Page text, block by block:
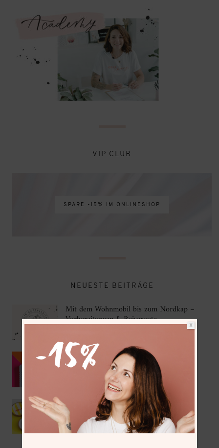
VIP CLUB
SPARE -15% IM ONLINESHOP
NEUESTE BEITRÄGE
Mit dem Wohnmobil bis zum Nordkap –
Vorbereitungen & Reiseroute
Kumihimo als DIY Sommer-Trend 2026
IKEA Hack – DIY Korkuntersetzer mit
Gießpulver
X